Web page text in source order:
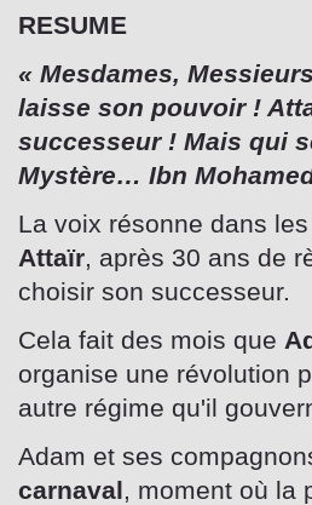
RESUME
« Mesdames,
laisse son pouvoir !
successeur ! Mais qui
Mystère… Ibn
La voix résonne dans
Attaïr, après 30 ans de
choisir son successeur.
Cela fait des mois que
organise une révolution
autre régime qu'il
Adam et ses
carnaval, moment où la